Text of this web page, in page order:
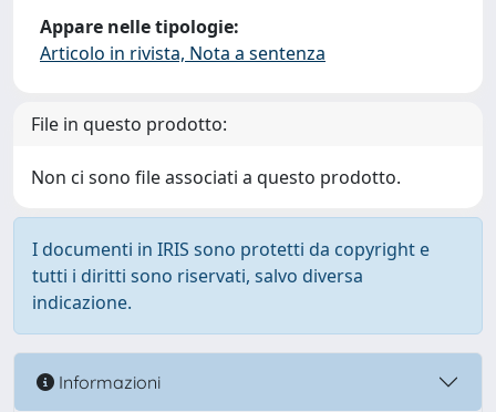
Appare nelle tipologie:
Articolo in rivista, Nota a sentenza
File in questo prodotto:
Non ci sono file associati a questo prodotto.
I documenti in IRIS sono protetti da copyright e
tutti i diritti sono riservati, salvo diversa
indicazione.
Informazioni